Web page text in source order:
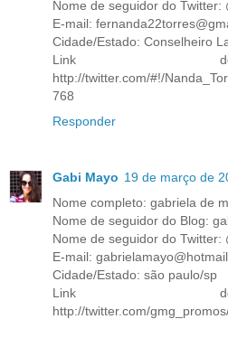
Nome de seguidor do Twitter:
E-mail:
Cidade/Estado: Conselheiro
Link
http://twitter.com/#!/
768
Responder
Gabi Mayo 19 de março de
Nome completo: gabriela de
Nome de seguidor do Blog:
Nome de seguidor do Twitter:
E-mail:
Cidade/Estado: são paulo/sp
Link
http://twitter.com/